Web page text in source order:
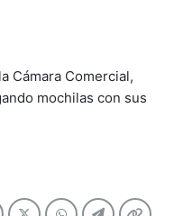
Cámara Comercial,
mochilas con sus